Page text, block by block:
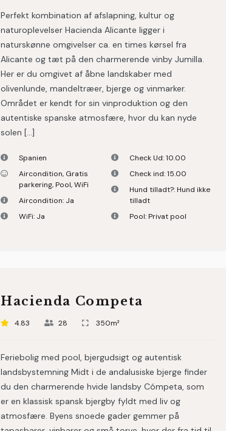
Perfekt kombination af afslapning, kultur og
naturoplevelser Hacienda Alicante ligger i
naturskønne omgivelser ca. en times kørsel fra
Alicante og tæt på den charmerende vinby Jumilla.
Her er du omgivet af åbne landskaber med
olivenlunde, mandeltræer, bjerge og vinmarker.
Området er kendt for sin vinproduktion og den
autentiske spanske atmosfære, hvor du kan nyde
solen […]
Spanien
Aircondition, Gratis
parkering,Pool,WiFi
Aircondition: Ja
WiFi: Ja
Check Ud:10.00
Check ind:15.00
Hund tilladt?:Hund ikke
tilladt
Pool:Privat pool
Hacienda Competa
4.83 28 350m²
Feriebolig med pool, bjergudsigt og autentisk
landsbystemning Midt i de andalusiske bjerge finder
du den charmerende hvide landsby Cómpeta, som
er en klassisk spansk bjergby fyldt med liv og
atmosfære. Byens snoede gader gemmer på